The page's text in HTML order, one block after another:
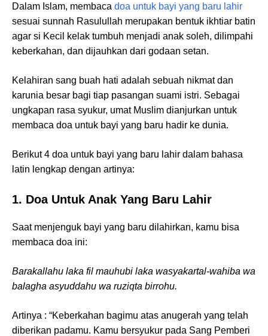
Dalam Islam, membaca doa untuk bayi yang baru lahir
sesuai sunnah Rasulullah merupakan bentuk ikhtiar batin
agar si Kecil kelak tumbuh menjadi anak soleh, dilimpahi
keberkahan, dan dijauhkan dari godaan setan.
Kelahiran sang buah hati adalah sebuah nikmat dan
karunia besar bagi tiap pasangan suami istri. Sebagai
ungkapan rasa syukur, umat Muslim dianjurkan untuk
membaca doa untuk bayi yang baru hadir ke dunia.
Berikut 4 doa untuk bayi yang baru lahir dalam bahasa
latin lengkap dengan artinya:
1. Doa Untuk Anak Yang Baru Lahir
Saat menjenguk bayi yang baru dilahirkan, kamu bisa
membaca doa ini:
Barakallahu laka fil mauhubi laka wasyakartal-wahiba wa
balagha asyuddahu wa ruziqta birrohu.
Artinya : “Keberkahan bagimu atas anugerah yang telah
diberikan padamu. Kamu bersyukur pada Sang Pemberi